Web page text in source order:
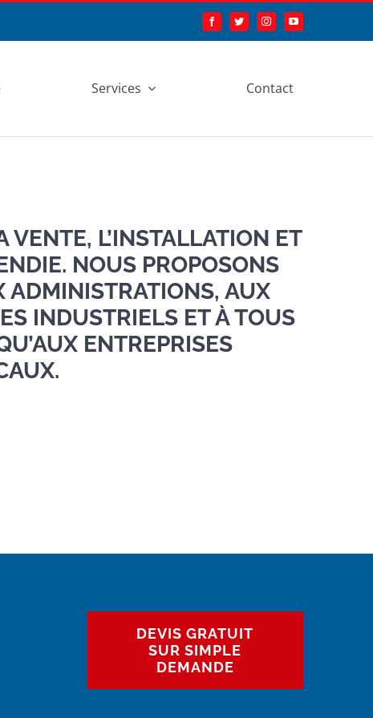
Services Contact
VENTE, L’INSTALLATION ET
NOUS PROPOSONS
ADMINISTRATIONS, AUX
INDUSTRIELS ET À TOUS
ENTREPRISES
DEVIS GRATUIT
SUR SIMPLE
DEMANDE